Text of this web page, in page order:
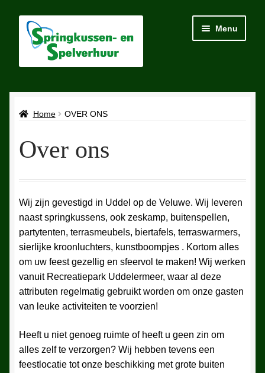
Ga
door
naar
navigatie
Ga
naar
inhoud
Menu
Voorwaarden
Over ons
Contact
Home OVER ONS
Over ons
Wij zijn gevestigd in Uddel op de Veluwe. Wij leveren
naast springkussens, ook zeskamp, buitenspellen,
partytenten, terrasmeubels, biertafels, terraswarmers,
sierlijke kroonluchters, kunstboompjes . Kortom alles
om uw feest gezellig en sfeervol te maken! Wij werken
vanuit Recreatiepark Uddelermeer, waar al deze
attributen regelmatig gebruikt worden om onze gasten
van leuke activiteiten te voorzien!
Heeft u niet genoeg ruimte of heeft u geen zin om
alles zelf te verzorgen? Wij hebben tevens een
feestlocatie tot onze beschikking met grote buiten